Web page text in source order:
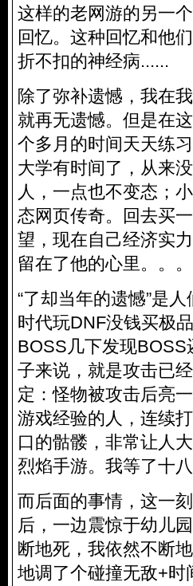
这样的老网游的另一
回忆。这种回忆和他
折不扣的神经病......
除了弥补遗憾，我在
就再无遗憾。但是在
个多月的时间天天练
大学有时间了，从来
人，一点也不变态；
态网页传奇。回去买
望，现在自己经济实
留在了他的心里。。。
“了却当年的遗憾”是
时代玩DNF没钱买极
BOSS几下发现
子来说，就是攻击已
定：怪物被攻击后亮
游戏经验的人，连续
口的骷髅，非常让人
烈焰手游。我等了十八
而后面的事情，这一
后，一边震惊于幼儿
断地死，我依然不断
地调了个碰撞无敌+